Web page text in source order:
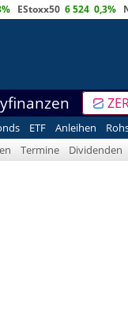
EStoxx50 6 524 0,3%
ETF Anleihen
Termine Dividenden